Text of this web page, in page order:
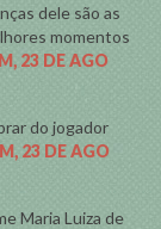
dele são as
momentos
23 DE AGO
do jogador
23 DE AGO
Maria Luiza de